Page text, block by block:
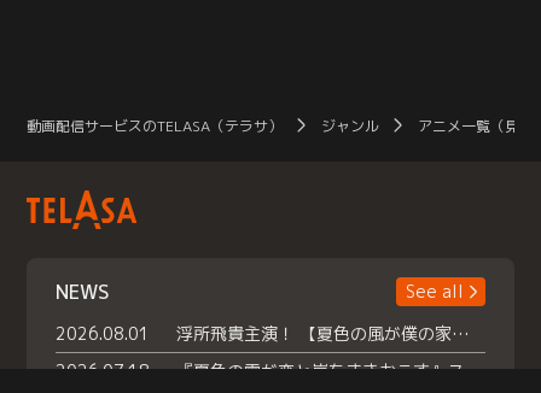
動画配信サービスのTELASA（テラサ） ジャンル アニメ一覧（見放
NEWS
See all
2026.08.01
浮所飛貴主演！ 【夏色の風が僕の家にやってきた】 本日よりテラサで独占配信スタート！
2026.07.18
『夏色の雲が恋と嵐をまきおこす』スペシャルメイキング 【Part1】2026年７月18日（土）23時30分～配信スタート！話題のシーンの裏側を大公開！豪華キャスト大集合！ 『武宮家 真夏の家族会議』開催！